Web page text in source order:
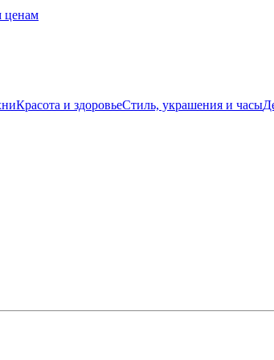
ценам
Красота и здоровьеСтиль, украшения и часы